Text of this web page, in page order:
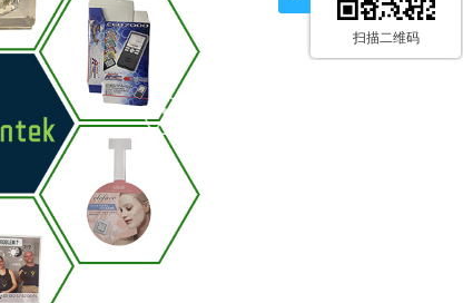
扫描二维码